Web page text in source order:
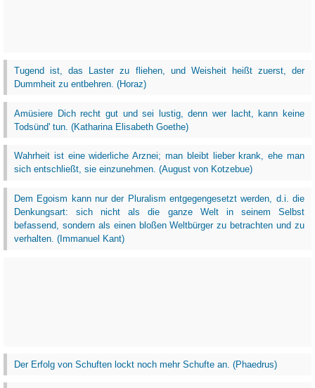
Tugend ist, das Laster zu fliehen, und Weisheit heißt zuerst, der
Dummheit zu entbehren. (Horaz)
Amüsiere Dich recht gut und sei lustig, denn wer lacht, kann keine
Todsünd' tun. (Katharina Elisabeth Goethe)
Wahrheit ist eine widerliche Arznei; man bleibt lieber krank, ehe man
sich entschließt, sie einzunehmen. (August von Kotzebue)
Dem Egoism kann nur der Pluralism entgegengesetzt werden, d.i. die
Denkungsart: sich nicht als die ganze Welt in seinem Selbst
befassend, sondern als einen bloßen Weltbürger zu betrachten und zu
verhalten. (Immanuel Kant)
Der Erfolg von Schuften lockt noch mehr Schufte an. (Phaedrus)